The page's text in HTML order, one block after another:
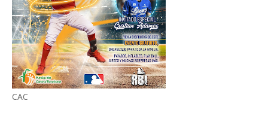
CAC